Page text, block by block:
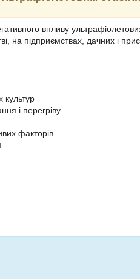
впливу
на підприємствах, дачних і
культур
і перегріву
факторів